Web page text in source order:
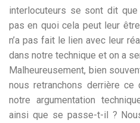
interlocuteurs se sont dit
pas en quoi cela peut leur
n’a pas fait le lien avec leur
dans notre technique et on a
Malheureusement, bien
nous retranchons derrière ce
notre argumentation
ainsi que se passe-t-il ?